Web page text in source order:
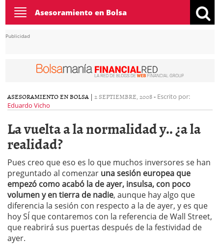
Toggle
navigation
Asesoramiento en Bolsa
Publicidad
ASESORAMIENTO EN BOLSA | 2 SEPTIEMBRE, 2008- Escrito por:
Eduardo Vicho
La vuelta a la normalidad y.. ¿a la
realidad?
Pues creo que eso es lo que muchos inversores se han
preguntado al comenzar una sesión europea que
empezó como acabó la de ayer, insulsa, con poco
volumen y en tierra de nadie, aunque hay algo que
diferencia la sesión con respecto a la de ayer, y es que
hoy SÍ que contaremos con la referencia de Wall Street,
que reabrirá sus puertas después de la festividad de
ayer.